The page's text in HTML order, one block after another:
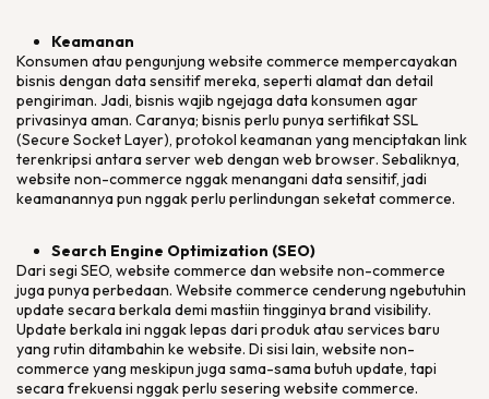
Keamanan
Konsumen atau pengunjung website commerce mempercayakan
bisnis dengan data sensitif mereka, seperti alamat dan detail
pengiriman. Jadi, bisnis wajib ngejaga data konsumen agar
privasinya aman. Caranya; bisnis perlu punya sertifikat SSL
(Secure Socket Layer), protokol keamanan yang menciptakan link
terenkripsi antaraserver web dengan web browser. Sebaliknya,
website non-commerce nggak menangani data sensitif, jadi
keamanannya pun nggak perlu perlindungan seketatcommerce.
Search Engine Optimization (SEO)
Dari segi SEO, website commerce dan website non-commerce
juga punya perbedaan. Website commerce cenderung ngebutuhin
update secara berkala demi mastiin tingginyabrand visibility.
Update berkala ini nggak lepas dari produk atau services baru
yang rutin ditambahin ke website. Di sisi lain, website non-
commerce yang meskipun juga sama-sama butuh update, tapi
secara frekuensi nggak perlu sesering website commerce.